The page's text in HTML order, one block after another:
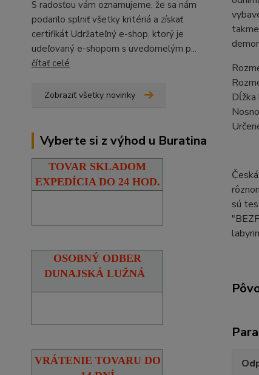
S radosťou vám oznamujeme, že sa nám
podarilo splniť všetky kritériá a získať
certifikát Udržateľný e-shop, ktorý je
udeľovaný e-shopom s uvedomelým p...
čítať celé
Zobraziť všetky novinky
Vyberte si z výhod u Buratina
TOVAR SKLADOM
EXPEDÍCIA DO 24 HOD.
OSOBNÝ ODBER
DUNAJSKÁ LUŽNÁ
VRÁTENIE TOVARU DO
sú